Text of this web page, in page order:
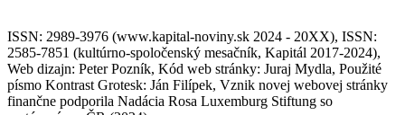
ISSN: 2989-3976 (www.kapital-noviny.sk 2024 - 20XX), ISSN:
2585-7851 (kultúrno-spoločenský mesačník, Kapitál 2017-2024),
Web dizajn: Peter Pozník, Kód web stránky: Juraj Mydla, Použité
písmo Kontrast Grotesk: Ján Filípek, Vznik novej webovej stránky
finančne podporila Nadácia Rosa Luxemburg Stiftung so